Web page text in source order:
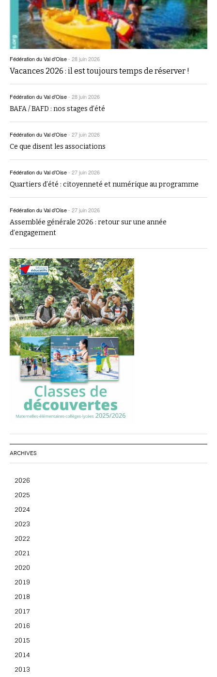
Fédération du Val d’Oise- 28 juin 2026
Vacances 2026 : il est toujours temps de réserver !
Fédération du Val d’Oise- 28 juin 2026
BAFA / BAFD : nos stages d’été
Fédération du Val d’Oise- 27 juin 2026
Ce que disent les associations
Fédération du Val d’Oise- 27 juin 2026
Quartiers d’été : citoyenneté et numérique au programme
Fédération du Val d’Oise- 27 juin 2026
Assemblée générale 2026 : retour sur une année
d’engagement
ARCHIVES
2026
2025
2024
2023
2022
2021
2020
2019
2018
2017
2016
2015
2014
2013